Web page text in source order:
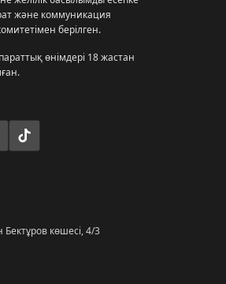
және коммуникация
берілген.
өнімдері 18 жастан
Бектұров көшесі, 4/3